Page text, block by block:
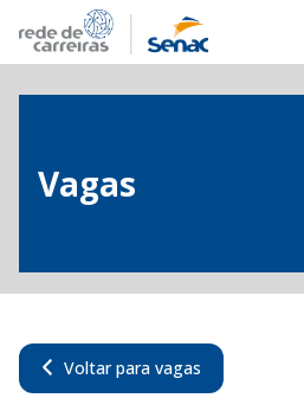
Vagas
Voltar para vagas